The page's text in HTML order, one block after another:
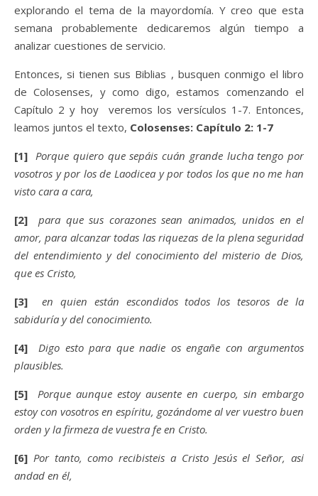
explorando el tema de la mayordomía. Y creo que esta
semana probablemente dedicaremos algún tiempo a
analizar cuestiones de servicio.
Entonces, si tienen sus Biblias , busquen conmigo el libro
de Colosenses, y como digo, estamos comenzando el
Capítulo 2 y hoy veremos los versículos 1-7. Entonces,
leamos juntos el texto, Colosenses: Capítulo 2: 1-7
[1] Porque quiero que sepáis cuán grande lucha tengo por
vosotros y por los de Laodicea y por todos los que no me han
visto cara a cara,
[2]
para que sus corazones sean animados, unidos en el
amor, para alcanzar todas las riquezas de la plena seguridad
del entendimiento y del conocimiento del misterio de Dios,
que es Cristo,
[3]
en quien están escondidos todos los tesoros de la
sabiduría y del conocimiento.
[4]
Digo esto para que nadie os engañe con argumentos
plausibles.
[5]
Porque aunque estoy ausente en cuerpo, sin embargo
estoy con vosotros en espíritu, gozándome al ver vuestro buen
orden y la firmeza de vuestra fe en Cristo.
[6] Por tanto, como recibisteis a Cristo Jesús el Señor, así
andad en él,